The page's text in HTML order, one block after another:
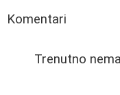
Komentari
Trenutno